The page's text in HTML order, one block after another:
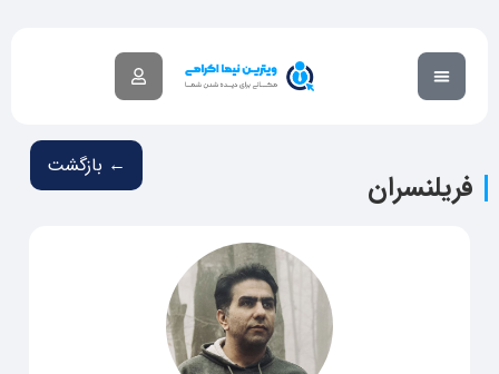
فریلنسران
← بازگشت